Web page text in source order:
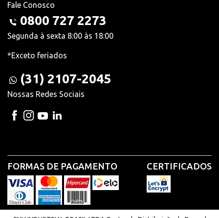
Fale Conosco
0800 727 2273
Segunda à sexta 8:00 às 18:00
*Exceto feriados
(31) 2107-2045
Nossas Redes Sociais
FORMAS DE PAGAMENTO CERTIFICADOS